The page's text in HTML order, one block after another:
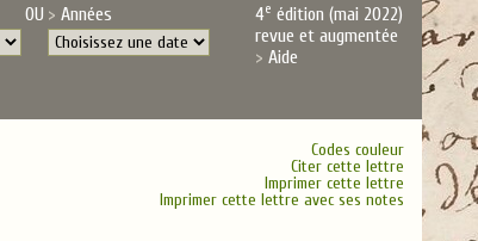
OU Années 4e édition (mai 2022)
revue et augmentée
Aide